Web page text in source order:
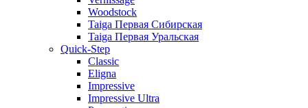
Woodstock
Taiga Первая Сибирская
Taiga Первая Уральская
Quick-Step
Classic
Eligna
Impressive
Impressive Ultra